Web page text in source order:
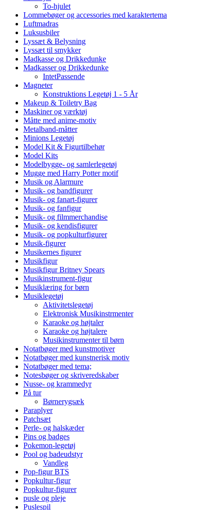
To-hjulet
Lommebøger og accessories med karaktertema
Luftmadras
Luksusbiler
Lyssæt & Belysning
Lyssæt til smykker
Madkasse og Drikkedunke
Madkasser og Drikkedunke
IntetPassende
Magneter
Konstruktions Legetøj 1 - 5 År
Makeup & Toiletry Bag
Maskiner og værktøj
Måtte med anime-motiv
Metalband-måtter
Minions Legetøj
Model Kit & Figurtilbehør
Model Kits
Modelbygge- og samlerlegetøj
Mugge med Harry Potter motif
Musik og Alarmure
Musik- og bandfigurer
Musik- og fanart-figurer
Musik- og fanfigur
Musik- og filmmerchandise
Musik- og kendisfigurer
Musik- og popkulturfigurer
Musik-figurer
Musikernes figurer
Musikfigur
Musikfigur Britney Spears
Musikinstrument-figur
Musiklæring for børn
Musiklegetøj
Aktivitetslegetøj
Elektronisk Musikinstrmenter
Karaoke og højtaler
Karaoke og højtalere
Musikinstrumenter til børn
Notatbøger med kunstmotiver
Notatbøger med kunstnerisk motiv
Notatbøger med tema;
Notesbøger og skriveredskaber
Nusse- og krammedyr
På tur
Børnerygsæk
Paraplyer
Patchsæt
Perle- og halskæder
Pins og badges
Pokemon-legetøj
Pool og badeudstyr
Vandleg
Pop-figur BTS
Popkultur-figur
Popkultur-figurer
pusle og pleje
Puslespil